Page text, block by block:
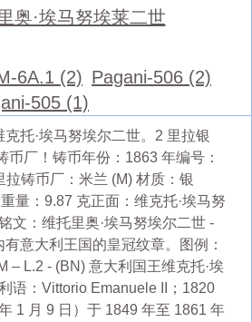
奥·埃马努埃莱二世
6A.1 (2) Pagani-506 (2)
505 (1)
托·埃马努埃尔二世。2 里拉银
币厂！铸币年份：1863 年编号：
拉铸币厂：米兰 (M) 材质：银
量：9.87 克正面：维克托·埃马努
文：维托里奥·埃马努埃尔二世 -
意大利王国的皇冠纹章。图例：
– L.2 - (BN) 意大利国王维克托·埃
语：Vittorio Emanuele II；1820
1 月 9 日）于 1849 年至 1861 年